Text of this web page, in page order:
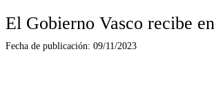
El Gobierno Vasco recibe
Fecha de publicación: 09/11/2023